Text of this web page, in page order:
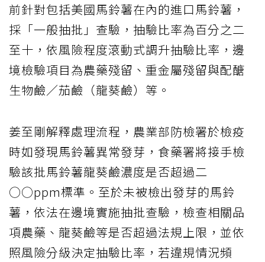
前針對包括美國馬鈴薯在內的進口馬鈴薯，
採「一般抽批」查驗，抽驗比率為百分之二
至十，依風險程度滾動式調升抽驗比率，邊
境檢驗項目為農藥殘留、重金屬殘留與配醣
生物鹼／茄鹼（龍葵鹼）等。
姜至剛解釋處理流程，農業部防檢署於檢疫
時如發現馬鈴薯異常發芽，食藥署將接手檢
驗該批馬鈴薯龍葵鹼濃度是否超過二
○○ppm標準。至於未被檢出發芽的馬鈴
薯，依法在邊境實施抽批查驗，檢查相關品
項農藥、龍葵鹼等是否超過法規上限，並依
照風險分級決定抽驗比率，若違規情況頻